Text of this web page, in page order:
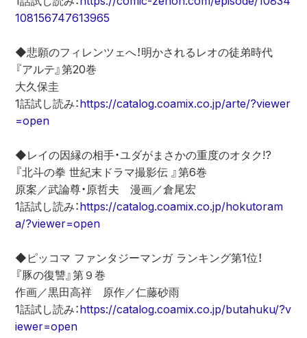
108156747613965
◆悲願のフィレンツェへ！明かされるレオの徒弟時代
『アルテ』第20巻
大久保圭
1話試し読み：https://catalog.coamix.co.jp/arte/?viewer
=open
◆レイの因縁の相手・ユダがまさかの重度のオタク!?
『北斗の拳 世紀末ドラマ撮影伝 』第6巻
原案／武論尊・原哲夫　漫画／倉尾宏
1話試し読み：https://catalog.coamix.co.jp/hokutoram
a/?viewer=open
◆ピッコマ ファンタジーマンガ ランキング第1位！
『豚の復讐』第９巻
作画／黒田高祥　原作／仁藤砂雨
1話試し読み：https://catalog.coamix.co.jp/butahuku/?v
iewer=open